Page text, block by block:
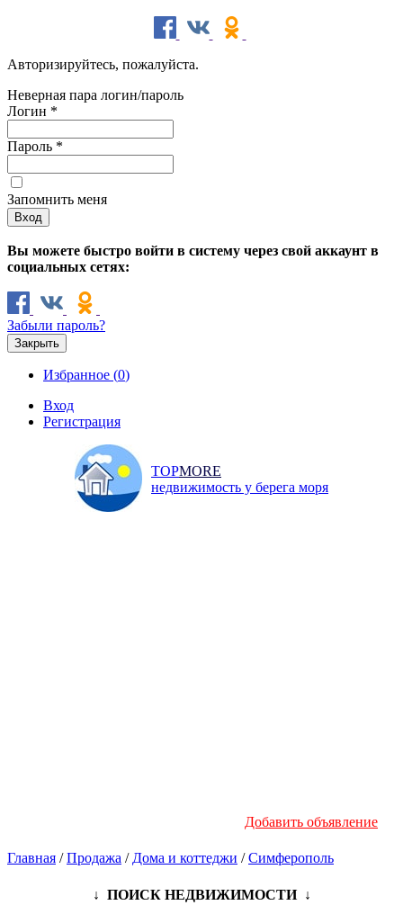
Авторизируйтесь, пожалуйста.
Неверная пара логин/пароль
Логин *
Пароль *
Запомнить меня
Вы можете быстро войти в систему через свой аккаунт в
социальных сетях:
Забыли пароль?
Закрыть
Избранное (0)
Вход
Регистрация
TOPMORE
недвижимость у берега моря
Добавить объявление
Главная /Продажа / Дома и коттеджи /Симферополь
↓ ПОИСК НЕДВИЖИМОСТИ ↓